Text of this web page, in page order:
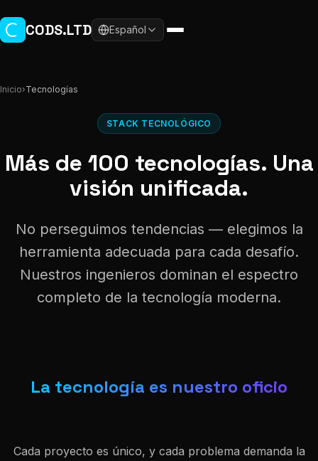
CODS.LTD Español
Inicio›Tecnologías
STACK TECNOLÓGICO
Más de 100 tecnologías. Una
visión unificada.
No perseguimos tendencias — elegimos la
herramienta adecuada para cada desafío.
Nuestros ingenieros dominan el espectro
completo de la tecnología moderna.
La tecnología es nuestro oficio
Cada proyecto es único, y cada problema demanda la